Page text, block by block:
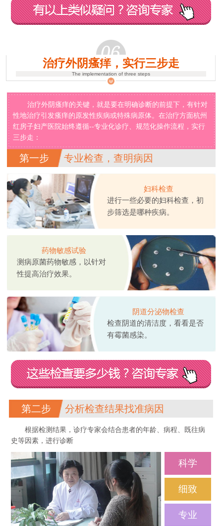
治疗外阴瘙痒，实行三步走
The implementation of three steps
治疗外阴瘙痒的关键，就是要在明确诊断的前提下，有针对
性地治疗引发瘙痒的原发性疾病或特殊病原体。在治疗方面杭州
红房子妇产医院始终遵循--专业化诊疗、规范化操作流程，实行
三步走：
第一步 专业检查，查明病因
妇科检查
进行一些必要的妇科检查，初
步筛选是哪种疾病。
药物敏感试验
测病原菌药物敏感，以针对
性提高治疗效果。
阴道分泌物检查
检查阴道的清洁度，看看是否
有霉菌感染。
第二步 分析检查结果找准病因
根据检测结果，诊疗专家会结合患者的年龄、病程、既往病
史等因素，进行诊断
科学
细致
专业